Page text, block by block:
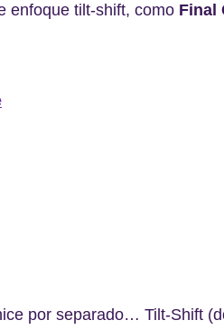
enfoque tilt-shift, como Final
por separado… Tilt-Shift